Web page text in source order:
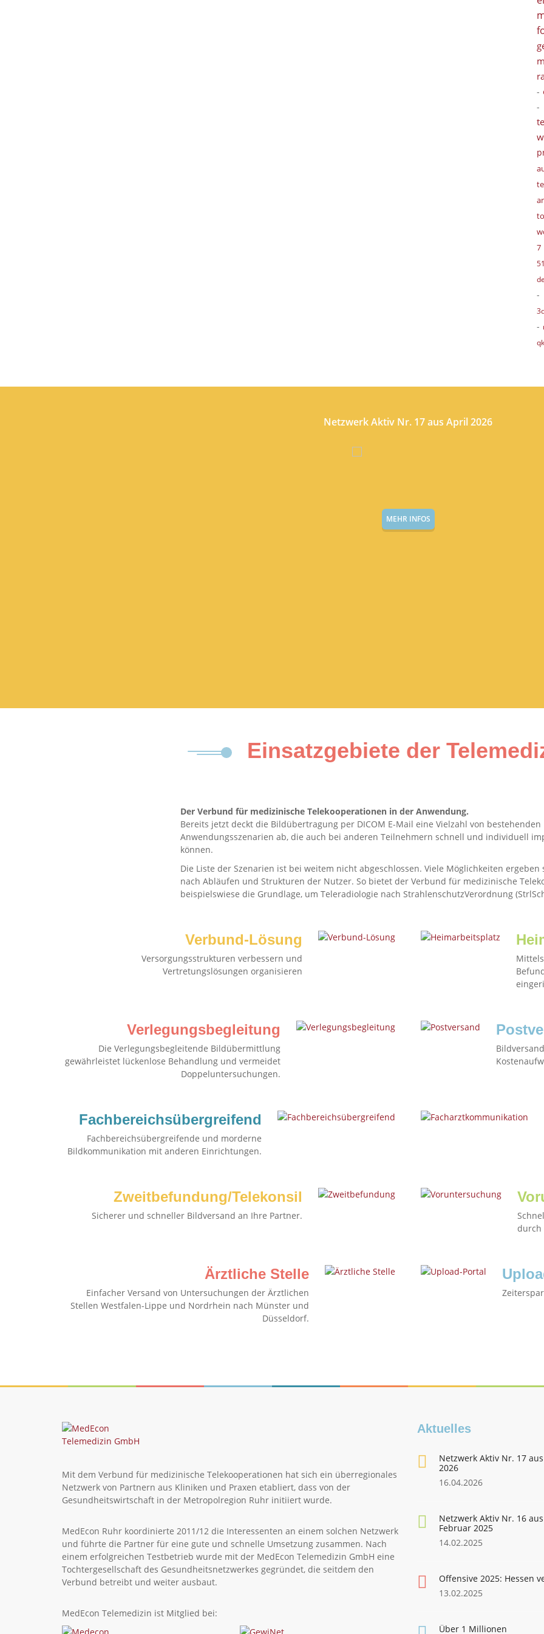
-
7
-
-
Netzwerk Aktiv Nr. 17 aus April 2026
MEHR INFOS
Einsatzgebiete der
Der Verbund für medizinische Telekooperationen in der Anwendung.
Bereits jetzt deckt die Bildübertragung per DICOM E-Mail eine Vielzahl von bestehenden
Anwendungsszenarien ab, die auch bei anderen Teilnehmern schnell und individuell
können.
Die Liste der Szenarien ist bei weitem nicht abgeschlossen. Viele Möglichkeiten
nach Abläufen und Strukturen der Nutzer. So bietet der Verbund für medizinische
beispielswiese die Grundlage, um Teleradiologie nach StrahlenschutzVerordnung
Verbund-Lösung
Versorgungsstrukturen verbessern und
Vertretungslösungen organisieren
Verlegungsbegleitung
Die Verlegungsbegleitende Bildübermittlung
gewährleistet lückenlose Behandlung und vermeidet
Doppeluntersuchungen.
Fachbereichsübergreifend
Fachbereichsübergreifende und morderne
Bildkommunikation mit anderen Einrichtungen.
Zweitbefundung/Telekonsil
Sicherer und schneller Bildversand an Ihre Partner.
durch
Ärztliche Stelle
Einfacher Versand von Untersuchungen der Ärztlichen
Stellen Westfalen-Lippe und Nordrhein nach Münster und
Düsseldorf.
Mit dem Verbund für medizinische Telekooperationen hat sich ein überregionales
Netzwerk von Partnern aus Kliniken und Praxen etabliert, dass von der
Gesundheitswirtschaft in der Metropolregion Ruhr initiiert wurde.
MedEcon Ruhr koordinierte 2011/12 die Interessenten an einem solchen Netzwerk
und führte die Partner für eine gute und schnelle Umsetzung zusammen. Nach
einem erfolgreichen Testbetrieb wurde mit der MedEcon Telemedizin GmbH eine
Tochtergesellschaft des Gesundheitsnetzwerkes gegründet, die seitdem den
Verbund betreibt und weiter ausbaut.
MedEcon Telemedizin ist Mitglied bei:
Aktuelles
Netzwerk Aktiv Nr. 17
2026
16.04.2026
Netzwerk Aktiv Nr. 16 aus
Februar 2025
14.02.2025
Offensive 2025: Hessen
13.02.2025
Über 1 Millionen